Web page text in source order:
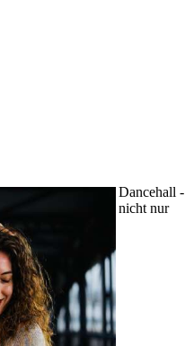
Dancehall -
nicht nur